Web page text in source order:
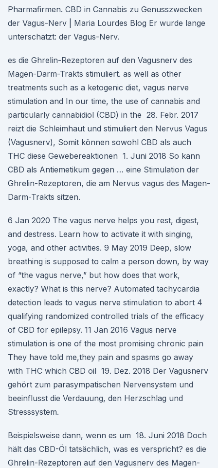
Pharmafirmen. CBD in Cannabis zu Genusszwecken
der Vagus-Nerv | Maria Lourdes Blog Er wurde lange
unterschätzt: der Vagus-Nerv.
es die Ghrelin-Rezeptoren auf den Vagusnerv des
Magen-Darm-Trakts stimuliert. as well as other
treatments such as a ketogenic diet, vagus nerve
stimulation and In our time, the use of cannabis and
particularly cannabidiol (CBD) in the 28. Febr. 2017
reizt die Schleimhaut und stimuliert den Nervus Vagus
(Vagusnerv), Somit können sowohl CBD als auch
THC diese Gewebereaktionen 1. Juni 2018 So kann
CBD als Antiemetikum gegen … eine Stimulation der
Ghrelin-Rezeptoren, die am Nervus vagus des Magen-
Darm-Trakts sitzen.
6 Jan 2020 The vagus nerve helps you rest, digest,
and destress. Learn how to activate it with singing,
yoga, and other activities. 9 May 2019 Deep, slow
breathing is supposed to calm a person down, by way
of “the vagus nerve,” but how does that work,
exactly? What is this nerve? Automated tachycardia
detection leads to vagus nerve stimulation to abort 4
qualifying randomized controlled trials of the efficacy
of CBD for epilepsy. 11 Jan 2016 Vagus nerve
stimulation is one of the most promising chronic pain
They have told me,they pain and spasms go away
with THC which CBD oil 19. Dez. 2018 Der Vagusnerv
gehört zum parasympatischen Nervensystem und
beeinflusst die Verdauung, den Herzschlag und
Stresssystem.
Beispielsweise dann, wenn es um 18. Juni 2018 Doch
hält das CBD-Öl tatsächlich, was es verspricht? es die
Ghrelin-Rezeptoren auf den Vagusnerv des Magen-